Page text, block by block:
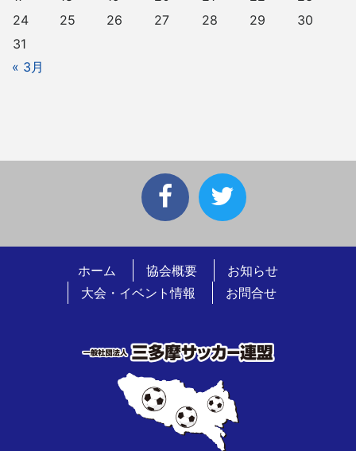
24
25 26 27 28 29
30
31
« 3月
ホーム 協会概要
お知らせ
大会・イベント情報
お問合せ